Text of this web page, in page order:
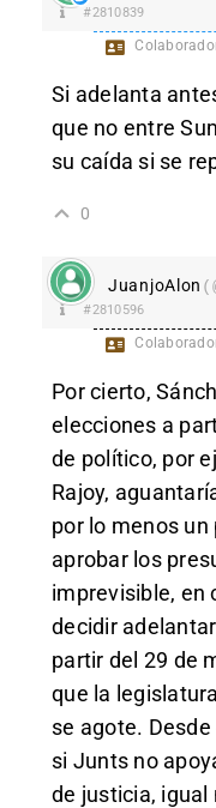
#2810839
Si adelanta
que no entre
su caída si se
0
JuanjoAlon
#2810596
Por cierto,
elecciones a
de político, por
Rajoy,
por lo menos un
aprobar los
imprevisible, en
decidir
partir del 29 de
que la
se agote.
si Junts no
de justicia, igual